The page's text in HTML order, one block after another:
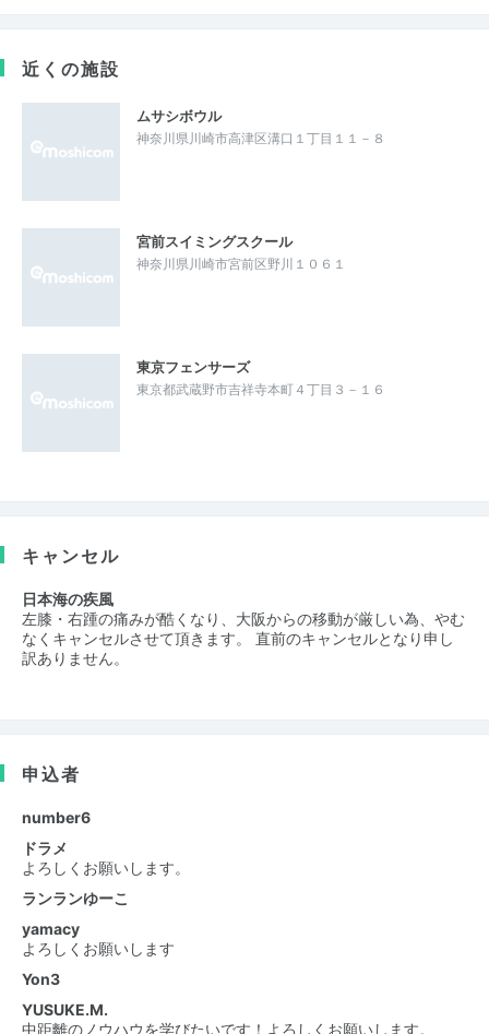
近くの施設
ムサシボウル
神奈川県川崎市高津区溝口１丁目１１－８
宮前スイミングスクール
神奈川県川崎市宮前区野川１０６１
東京フェンサーズ
東京都武蔵野市吉祥寺本町４丁目３－１６
キャンセル
日本海の疾風
左膝・右踵の痛みが酷くなり、大阪からの移動が厳しい為、やむ
なくキャンセルさせて頂きます。 直前のキャンセルとなり申し
訳ありません。
申込者
number6
ドラメ
よろしくお願いします。
ランランゆーこ
yamacy
よろしくお願いします
Yon3
YUSUKE.M.
中距離のノウハウを学びたいです！よろしくお願いします。